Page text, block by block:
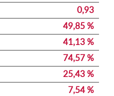
0,93
49,85 %
41,13 %
74,57 %
25,43 %
7,54 %